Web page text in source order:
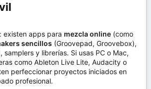
existen apps para mezcla online (como
sencillos (Groovepad, Groovebox),
samplers y librerías. Si usas PC o Mac,
como Ableton Live Lite, Audacity o
perfeccionar proyectos iniciados en
profesional.